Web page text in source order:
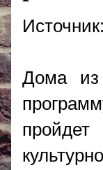
Источник:
Дома из